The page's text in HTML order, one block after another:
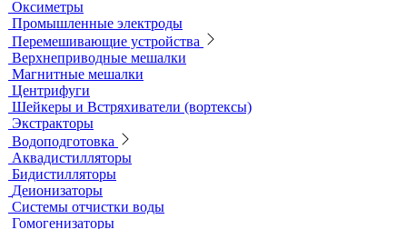
Шкафы общелабораторные
Штативы лабораторные
Электрохимическое оборудование
pH-метры
Иономеры
Кислородомеры
Кондуктометры
Лабораторные электроды
Мультипараметровые приборы
ОВП-метры
Оксиметры
Промышленные электроды